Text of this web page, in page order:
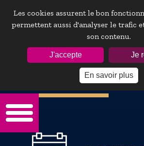
Les cookies assurent le bon
permettent aussi d'analyser le trafic
son contenu.
J'accepte Je
En savoir plus
Mot de passe oublie ?